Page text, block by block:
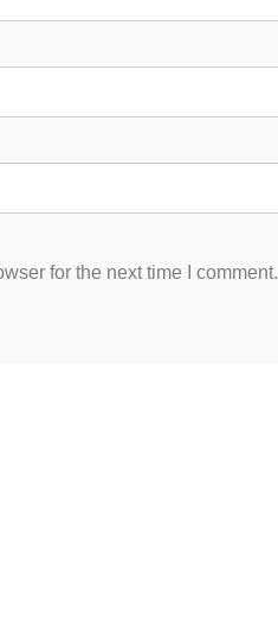
for the next time I comment.